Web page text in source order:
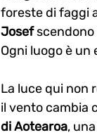
foreste di faggi
Josef scendono
Ogni luogo è un
La luce qui non
il vento cambia
di Aotearoa,